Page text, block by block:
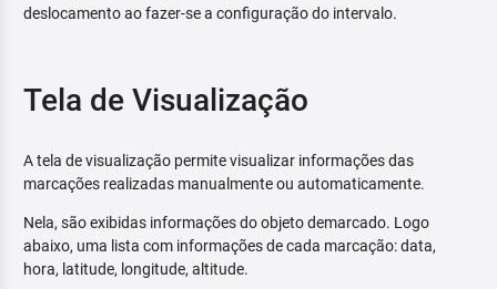
deslocamento ao fazer-se a configuração do intervalo.
Tela de Visualização
A tela de visualização permite visualizar informações das
marcações realizadas manualmente ou automaticamente.
Nela, são exibidas informações do objeto demarcado. Logo
abaixo, uma lista com informações de cada marcação: data,
hora, latitude, longitude, altitude.